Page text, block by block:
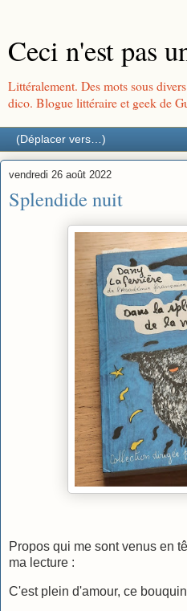
Ceci n'est pas
Littéralement. Des mots sous
dico. Blogue littéraire et geek de
vendredi 26 août 2022
Splendide nuit
Propos qui me sont venus en
ma lecture :
C'est plein d'amour, ce